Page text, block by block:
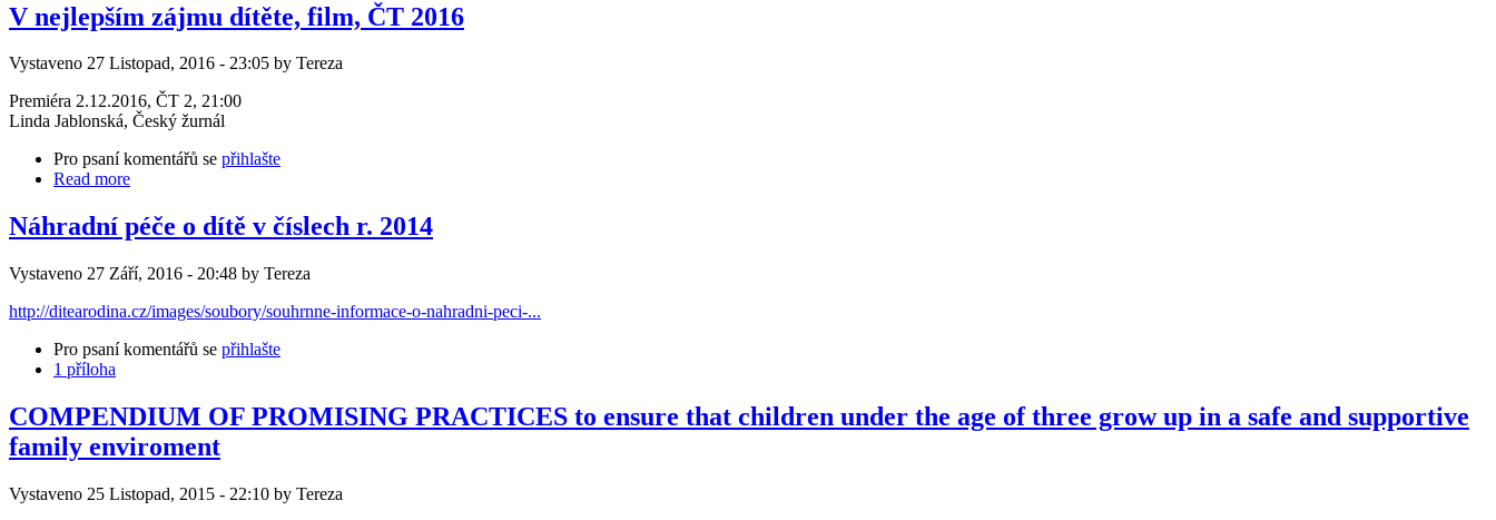
V nejlepším zájmu dítěte, film, ČT 2016
Vystaveno 27 Listopad, 2016 - 23:05 by Tereza
Premiéra 2.12.2016, ČT 2, 21:00
Linda Jablonská, Český žurnál
Pro psaní komentářů se přihlašte
Read more
Náhradní péče o dítě v číslech r. 2014
Vystaveno 27 Září, 2016 - 20:48 by Tereza
http://ditearodina.cz/images/soubory/souhrnne-informace-o-nahradni-peci-...
Pro psaní komentářů se přihlašte
1 příloha
COMPENDIUM OF PROMISING PRACTICES to ensure that children under the age of three grow up in a safe and supportive
family enviroment
Vystaveno 25 Listopad, 2015 - 22:10 by Tereza